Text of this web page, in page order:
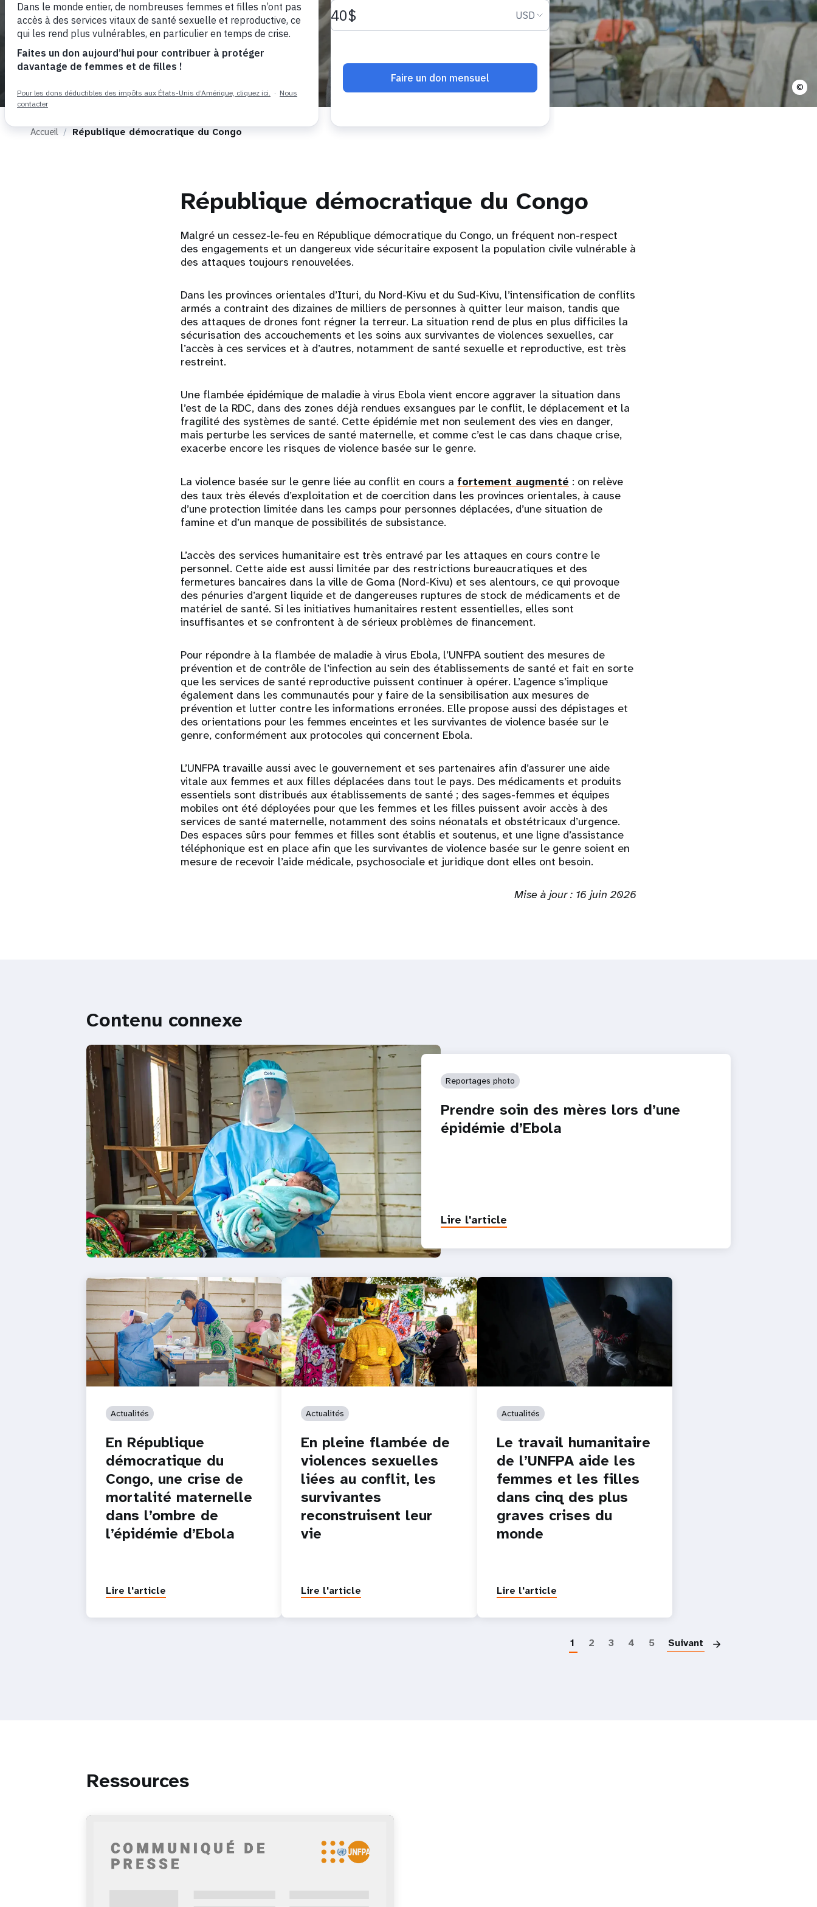
t
©
Accueil République démocratique du Congo
République démocratique du Congo
Malgré un cessez-le-feu en République démocratique du Congo, un fréquent non-respect
des engagements et un dangereux vide sécuritaire exposent la population civile vulnérable à
des attaques toujours renouvelées.
Dans les provinces orientales d’Ituri, du Nord-Kivu et du Sud-Kivu, l’intensification de conflits
armés a contraint des dizaines de milliers de personnes à quitter leur maison, tandis que
des attaques de drones font régner la terreur. La situation rend de plus en plus difficiles la
sécurisation des accouchements et les soins aux survivantes de violences sexuelles, car
l’accès à ces services et à d’autres, notamment de santé sexuelle et reproductive, est très
restreint.
Une flambée épidémique de maladie à virus Ebola vient encore aggraver la situation dans
l’est de la RDC, dans des zones déjà rendues exsangues par le conflit, le déplacement et la
fragilité des systèmes de santé. Cette épidémie met non seulement des vies en danger,
mais perturbe les services de santé maternelle, et comme c’est le cas dans chaque crise,
exacerbe encore les risques de violence basée sur le genre.
La violence basée sur le genre liée au conflit en cours a fortement augmenté : on relève
des taux très élevés d’exploitation et de coercition dans les provinces orientales, à cause
d’une protection limitée dans les camps pour personnes déplacées, d’une situation de
famine et d’un manque de possibilités de subsistance.
L’accès des services humanitaire est très entravé par les attaques en cours contre le
personnel. Cette aide est aussi limitée par des restrictions bureaucratiques et des
fermetures bancaires dans la ville de Goma (Nord-Kivu) et ses alentours, ce qui provoque
des pénuries d’argent liquide et de dangereuses ruptures de stock de médicaments et de
matériel de santé. Si les initiatives humanitaires restent essentielles, elles sont
insuffisantes et se confrontent à de sérieux problèmes de financement.
Pour répondre à la flambée de maladie à virus Ebola, l’UNFPA soutient des mesures de
prévention et de contrôle de l’infection au sein des établissements de santé et fait en sorte
que les services de santé reproductive puissent continuer à opérer. L’agence s’implique
également dans les communautés pour y faire de la sensibilisation aux mesures de
prévention et lutter contre les informations erronées. Elle propose aussi des dépistages et
des orientations pour les femmes enceintes et les survivantes de violence basée sur le
genre, conformément aux protocoles qui concernent Ebola.
L’UNFPA travaille aussi avec le gouvernement et ses partenaires afin d’assurer une aide
vitale aux femmes et aux filles déplacées dans tout le pays. Des médicaments et produits
essentiels sont distribués aux établissements de santé ; des sages-femmes et équipes
mobiles ont été déployées pour que les femmes et les filles puissent avoir accès à des
services de santé maternelle, notamment des soins néonatals et obstétricaux d’urgence.
Des espaces sûrs pour femmes et filles sont établis et soutenus, et une ligne d’assistance
téléphonique est en place afin que les survivantes de violence basée sur le genre soient en
mesure de recevoir l’aide médicale, psychosociale et juridique dont elles ont besoin.
Mise à jour : 16 juin 2026
Contenu connexe
Reportages photo
Prendre soin des mères lors d’une
épidémie d’Ebola
Lire l'article
Actualités
En République
démocratique du
Congo, une crise de
mortalité maternelle
dans l’ombre de
l’épidémie d’Ebola
Lire l'article
Actualités
En pleine flambée de
violences sexuelles
liées au conflit, les
survivantes
reconstruisent leur
vie
Lire l'article
Actualités
Le travail humanitaire
de l’UNFPA aide les
femmes et les filles
dans cinq des plus
graves crises du
monde
Lire l'article
1 2 3 4 5 Suivant
Ressources